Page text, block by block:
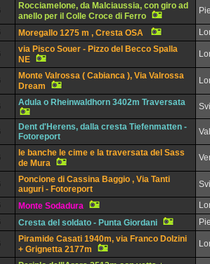
Rocciamelone, da Malciaussia, con giro ad
anello per il Colle Croce di Ferro
Moregallo 1275 m , Cresta OSA
via Pisco Souer - Pizzo del Becco Spalla
NE
Monte Valrossa ( Cabianca ), Via Valrossa
Dream
Adula o Rheinwaldhorn 3402m Traversata
Dent d'Herens, dalla cresta Tiefenmatten -
Fotoreport
le banche le cime e la traversata del Sass
de Mura
Poncione di Cassina Baggio , Via Tanti
auguri - Fotoreport
Monte Sodadura
Cresta del soldato - Punta Giordani
Piramide Casati 1940m, via Franco Dolzini
+ Grignetta 2177m